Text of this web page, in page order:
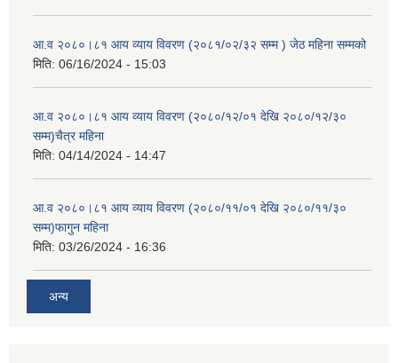
आ.व २०८०।८१ आय व्याय विवरण (२०८१/०२/३२ सम्म ) जेठ महिना सम्मको
मिति: 06/16/2024 - 15:03
आ.व २०८०।८१ आय व्याय विवरण (२०८०/१२/०१ देखि २०८०/१२/३०
सम्म)चैत्र महिना
मिति: 04/14/2024 - 14:47
आ.व २०८०।८१ आय व्याय विवरण (२०८०/११/०१ देखि २०८०/११/३०
सम्म)फागुन महिना
मिति: 03/26/2024 - 16:36
अन्य